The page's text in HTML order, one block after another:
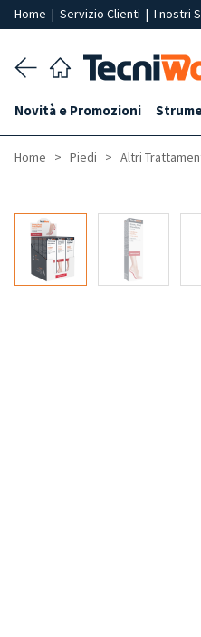
Home | Servizio Clienti | I nostri
Novità e Promozioni
Home Piedi Altri